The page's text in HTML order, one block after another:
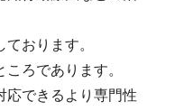
おります。
ろであります。
応できるより専門性